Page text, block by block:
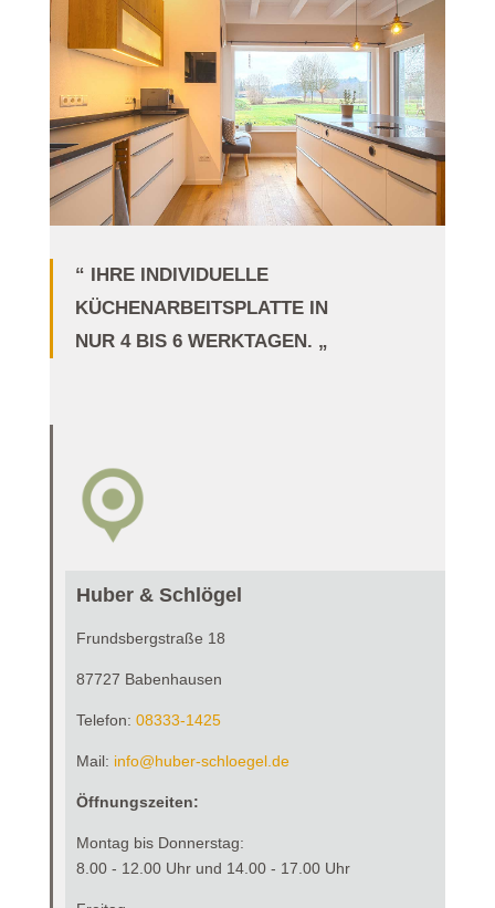
“ IHRE INDIVIDUELLE
KÜCHENARBEITSPLATTE IN
NUR 4 BIS 6 WERKTAGEN. „
Huber & Schlögel
Frundsbergstraße 18
87727 Babenhausen
Telefon: 08333-1425
Mail: info@huber-schloegel.de
Öffnungszeiten:
Montag bis Donnerstag:
8.00 - 12.00 Uhr und 14.00 - 17.00 Uhr